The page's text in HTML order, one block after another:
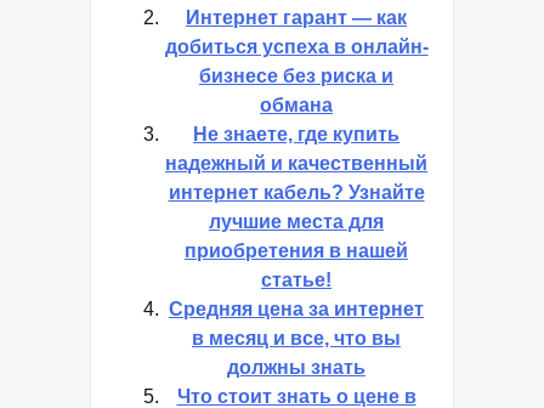
Интернет гарант — как
добиться успеха в онлайн-
бизнесе без риска и
обмана
Не знаете, где купить
надежный и качественный
интернет кабель? Узнайте
лучшие места для
приобретения в нашей
статье!
Средняя цена за интернет
в месяц и все, что вы
должны знать
Что стоит знать о цене в